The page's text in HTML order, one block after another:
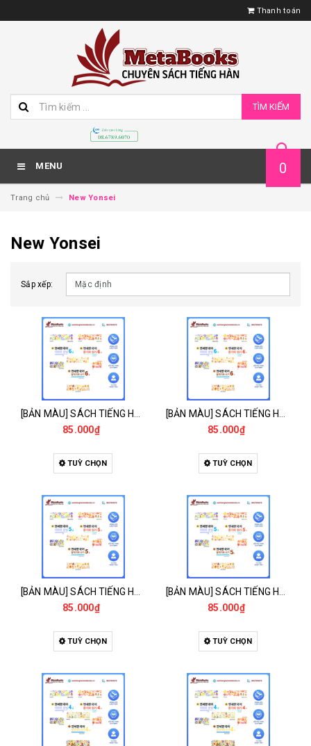
Thanh toán
TÌM KIẾM
MENU 0
Trang chủ New Yonsei
New Yonsei
Sắp xếp:
85.000₫
TUỲ CHỌN
85.000₫
TUỲ CHỌN
85.000₫
TUỲ CHỌN
85.000₫
TUỲ CHỌN